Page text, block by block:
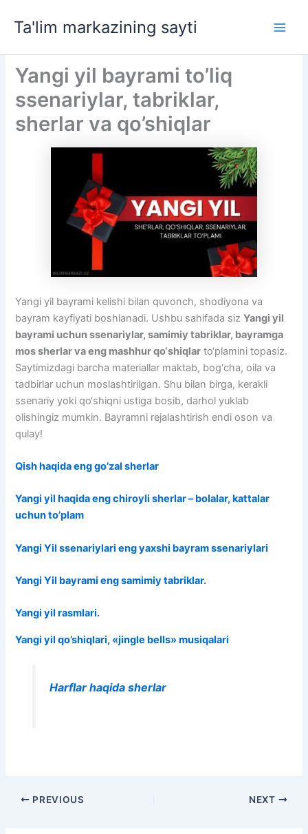
Ta'lim markazining sayti
Yangi yil bayrami to’liq
ssenariylar, tabriklar,
sherlar va qo’shiqlar
Yangi yil bayrami kelishi bilan quvonch, shodiyona va
bayram kayfiyati boshlanadi. Ushbu sahifada sizYangi yil
bayrami uchun ssenariylar, samimiy tabriklar, bayramga
mos sherlar va eng mashhur qo‘shiqlar to‘plamini topasiz.
Saytimizdagi barcha materiallar maktab, bog‘cha, oila va
tadbirlar uchun moslashtirilgan. Shu bilan birga, kerakli
ssenariy yoki qo‘shiqni ustiga bosib, darhol yuklab
olishingiz mumkin. Bayramni rejalashtirish endi oson va
qulay!
Qish haqida eng go’zal sherlar
Yangi yil haqida eng chiroyli sherlar – bolalar, kattalar
uchun to’plam
Yangi Yil ssenariylari eng yaxshi bayram ssenariylari
Yangi Yil bayrami eng samimiy tabriklar.
Yangi yil rasmlari.
Yangi yil qo’shiqlari, «jingle bells» musiqalari
Harflar haqida sherlar
PREVIOUS NEXT